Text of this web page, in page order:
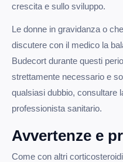
crescita e sullo sviluppo.
Le donne in gravidanza o
discutere con il medico la
Budecort durante questi
strettamente necessario e
qualsiasi dubbio, consultare
professionista sanitario.
Avvertenze e
Come con altri